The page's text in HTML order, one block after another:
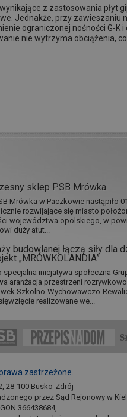
z zastosowania płyt
Jednakże, przy zawieszaniu
ograniczonej nośności G-K
nie wytrzyma obciążenia,
sklep PSB Mrówka
Mrówka w Paczkowie nastąpiło
rozwijające się miasto
województwa opolskiego, w
duży atut...
budowlanej łączą siły dla
„MRÓWKOLANDIA”
specjalna inicjatywa społeczna
aranżacja przestrzeni
Szkolno-Wychowawczo-
realizowane we...
zastrzeżone.
28-100 Busko-Zdrój
przez Sąd Rejonowy w
366438684,